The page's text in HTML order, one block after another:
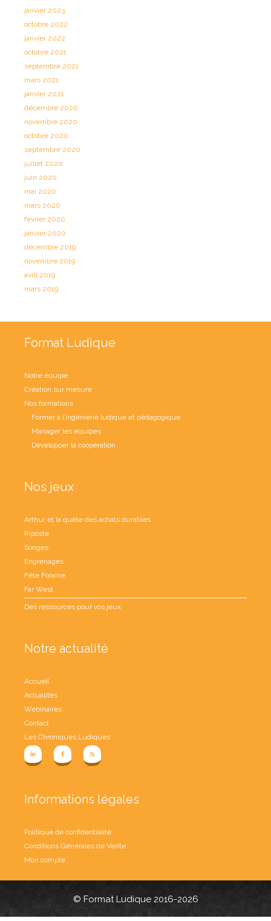
janvier 2023
octobre 2022
janvier 2022
octobre 2021
septembre 2021
mars 2021
janvier 2021
décembre 2020
novembre 2020
octobre 2020
septembre 2020
juillet 2020
juin 2020
mai 2020
mars 2020
février 2020
janvier 2020
décembre 2019
novembre 2019
avril 2019
mars 2019
Format Ludique
Notre équipe
Création sur mesure
Nos formations
Former à l’ingénierie ludique et pédagogique
Manager les équipes
Développer la coopération
Nos jeux
Arthur et la quête des achats durables
Riposte
Songes
Engrenages
Fête Foraine
Far West
Des ressources pour vos jeux
Notre actualité
Accueil
Actualités
Webinaires
Contact
Les Chroniques Ludiques
Informations légales
Politique de confidentialité
Conditions Générales de Vente
Mon compte
© Format Ludique 2016-2026